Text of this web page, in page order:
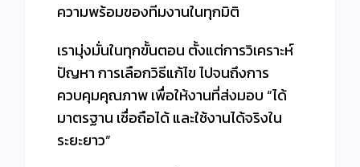
ความพร้อมของทีมงานในทุกมิติ
เรามุ่งมั่นในทุกขั้นตอน ตั้งแต่การวิเคราะห์
ปัญหา การเลือกวิธีแก้ไข ไปจนถึงการ
ควบคุมคุณภาพ เพื่อให้งานที่ส่งมอบ “ได้
มาตรฐาน เชื่อถือได้ และใช้งานได้จริงใน
ระยะยาว”